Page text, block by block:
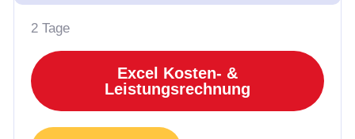
2 Tage
Excel Kosten- &
Leistungsrechnung